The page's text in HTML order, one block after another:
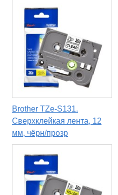
Brother TZe-S131.
Сверхклейкая лента, 12
мм, чёрн/прозр